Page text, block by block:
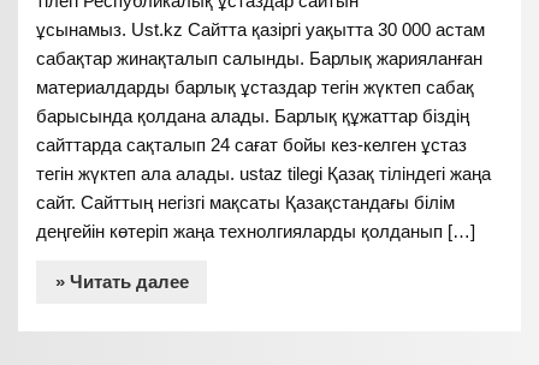
ұсынамыз. Ust.kz Сайтта қазіргі уақытта 30 000 астам
сабақтар жинақталып салынды. Барлық жарияланған
материалдарды барлық ұстаздар тегін жүктеп сабақ
барысында қолдана алады. Барлық құжаттар біздің
сайттарда сақталып 24 сағат бойы кез-келген ұстаз
тегін жүктеп ала алады. ustaz tilegi Қазақ тіліндегі жаңа
сайт. Сайттың негізгі мақсаты Қазақстандағы білім
деңгейін көтеріп жаңа технолгияларды қолданып […]
» Читать далее